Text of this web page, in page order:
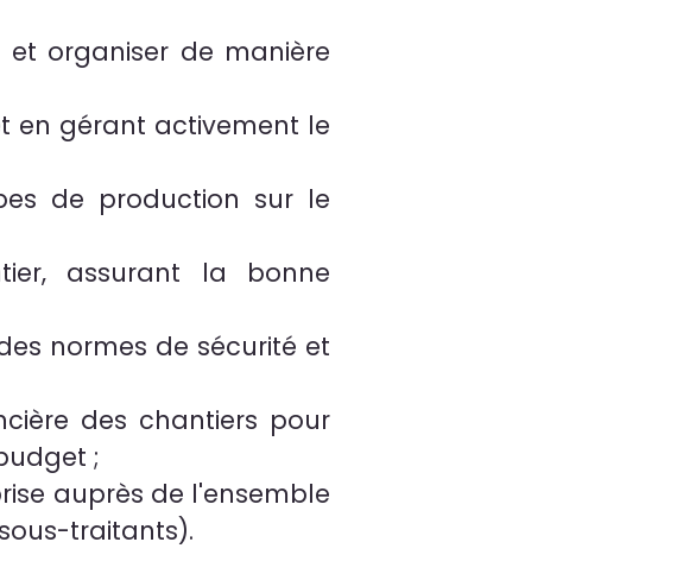
et organiser de manière
en gérant activement le
de production sur le
assurant la bonne
normes de sécurité et
des chantiers pour
;
auprès de l'ensemble
traitants).